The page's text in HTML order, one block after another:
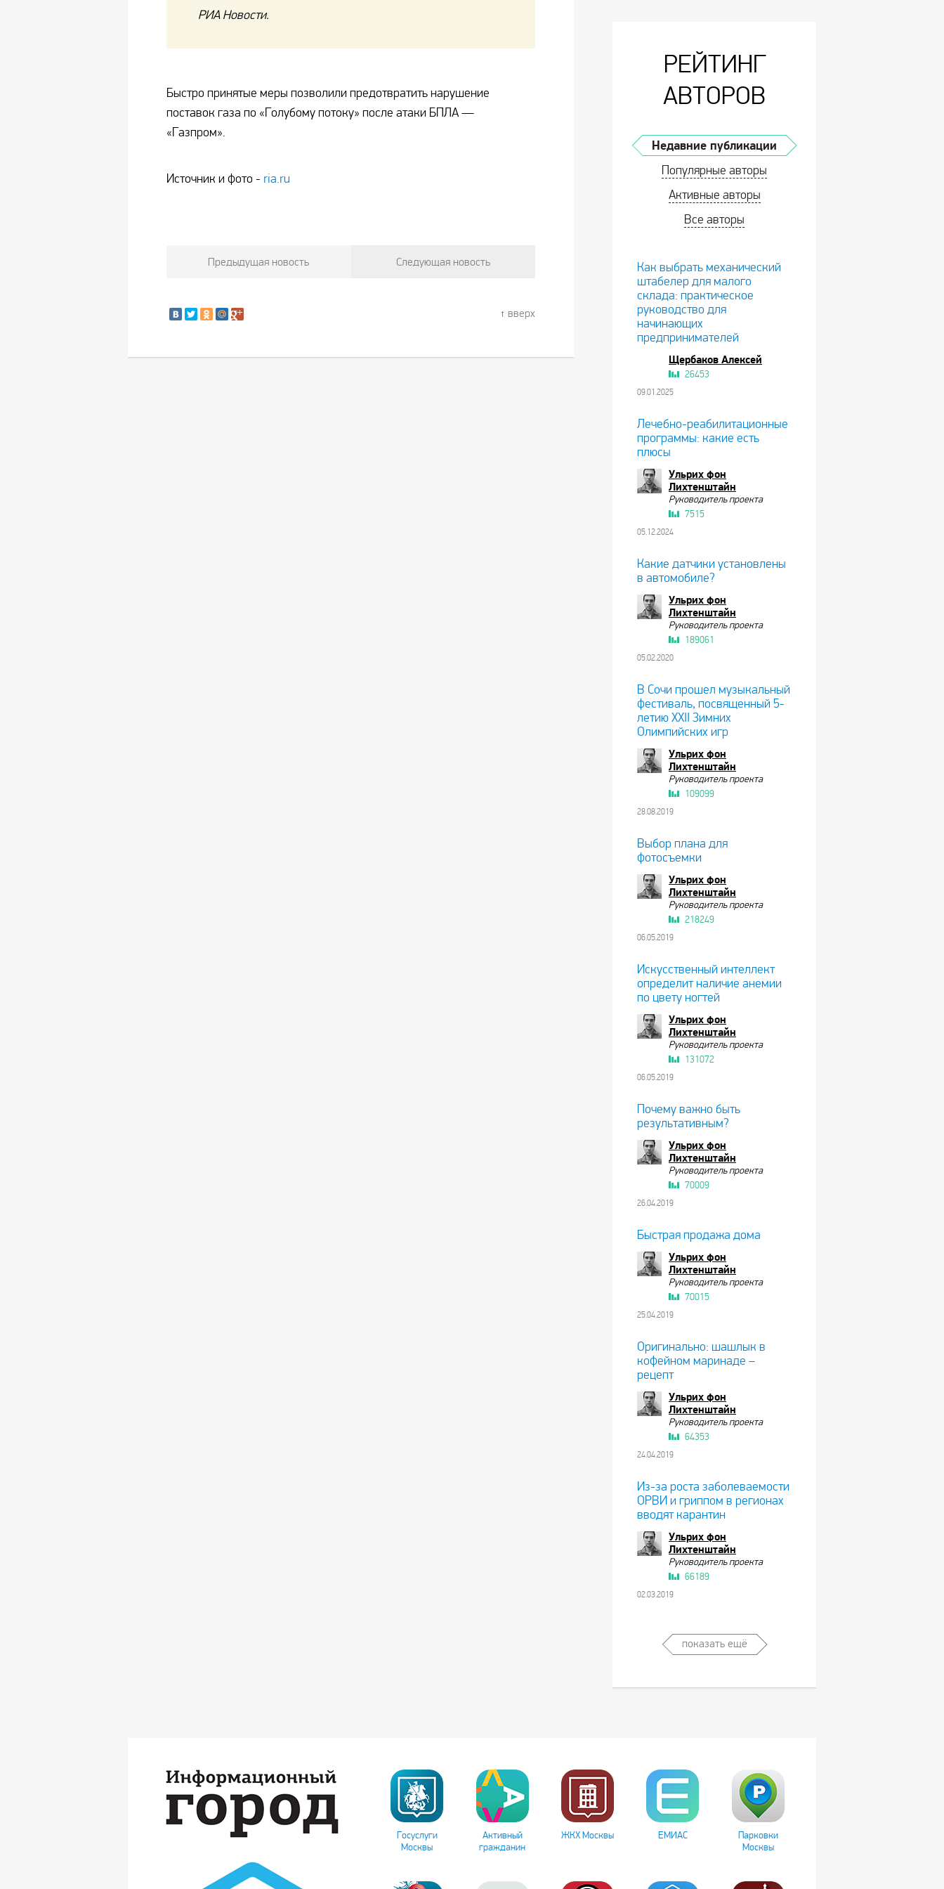
РЕЙТИНГ
АВТОРОВ
Недавние публикации
Популярные авторы
Активные авторы
Все авторы
Как выбрать механический
штабелер для малого
склада: практическое
руководство для
начинающих
предпринимателей
Щербаков Алексей
26453
09.01.2025
Лечебно-реабилитационные
программы: какие есть
плюсы
Ульрих фон
Лихтенштайн
Руководитель проекта
7515
05.12.2024
Какие датчики установлены
в автомобиле?
Ульрих фон
Лихтенштайн
Руководитель проекта
189061
05.02.2020
В Сочи прошел музыкальный
фестиваль, посвященный 5-
летию XXII Зимних
Олимпийских игр
Ульрих фон
Лихтенштайн
Руководитель проекта
109099
28.08.2019
Выбор плана для
фотосъемки
Ульрих фон
Лихтенштайн
Руководитель проекта
218249
06.05.2019
Искусственный интеллект
определит наличие анемии
по цвету ногтей
Ульрих фон
Лихтенштайн
Руководитель проекта
131072
06.05.2019
Почему важно быть
результативным?
Ульрих фон
Лихтенштайн
Руководитель проекта
70009
26.04.2019
Быстрая продажа дома
Ульрих фон
Лихтенштайн
Руководитель проекта
70015
25.04.2019
Оригинально: шашлык в
кофейном маринаде –
рецепт
Ульрих фон
Лихтенштайн
Руководитель проекта
64353
24.04.2019
Из-за роста заболеваемости
ОРВИ и гриппом в регионах
вводят карантин
Ульрих фон
Лихтенштайн
Руководитель проекта
66189
02.03.2019
показать ещё
РИА Новости.
Быстро принятые меры позволили предотвратить нарушение
поставок газа по «Голубому потоку» после атаки БПЛА —
«Газпром».
Источник и фото - ria.ru
Предыдущая новость Следующая новость
вверх
Госуслуги
Москвы
Активный
гражданин
ЖКХ Москвы ЕМИАС
Парковки
Москвы